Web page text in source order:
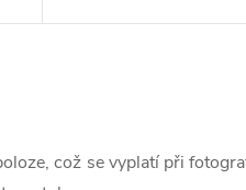
což se vyplatí při